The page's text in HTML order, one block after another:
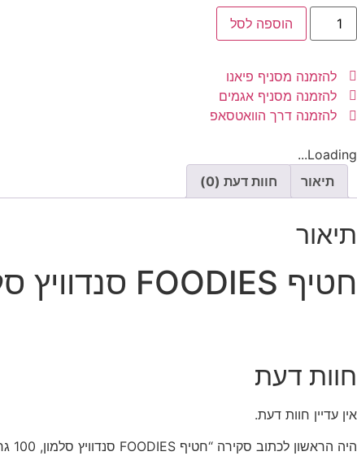
הוספה לסל
להזמנה מסניף פיאנו
להזמנה מסניף אגמים
להזמנה דרך הוואטסאפ
Loading...
תיאור
חוות דעת (0)
תיאור
חטיף FOODIES סנדוויץ סלמון, 100 גרם
חוות דעת
אין עדיין חוות דעת.
היה הראשון לכתוב סקירה “חטיף FOODIES סנדוויץ סלמון, 100 גרם”